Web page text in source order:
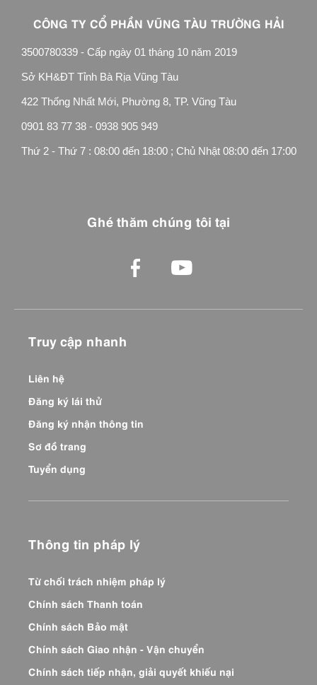
CÔNG TY CỔ PHẦN VŨNG TÀU TRƯỜNG HẢI
3500780339 - Cấp ngày 01 tháng 10 năm 2019
Sở KH&ĐT Tỉnh Bà Rịa Vũng Tàu
422 Thống Nhất Mới, Phường 8, TP. Vũng Tàu
0901 83 77 38 - 0938 905 949
Thứ 2 - Thứ 7 : 08:00 đến 18:00 ; Chủ Nhật 08:00 đến 17:00
Ghé thăm chúng tôi tại
Truy cập nhanh
Liên hệ
Đăng ký lái thử
Đăng ký nhận thông tin
Sơ đồ trang
Tuyển dụng
Thông tin pháp lý
Từ chối trách nhiệm pháp lý
Chính sách Thanh toán
Chính sách Bảo mật
Chính sách Giao nhận - Vận chuyển
Chính sách tiếp nhận, giải quyết khiếu nại